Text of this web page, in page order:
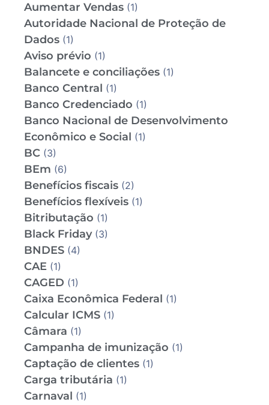
Aumentar Vendas (1)
Autoridade Nacional de Proteção de
Dados (1)
Aviso prévio (1)
Balancete e conciliações (1)
Banco Central (1)
Banco Credenciado (1)
Banco Nacional de Desenvolvimento
Econômico e Social (1)
BC (3)
BEm (6)
Benefícios fiscais (2)
Benefícios flexíveis (1)
Bitributação (1)
Black Friday(3)
BNDES (4)
CAE (1)
CAGED (1)
Caixa Econômica Federal (1)
Calcular ICMS (1)
Câmara (1)
Campanha de imunização (1)
Captação de clientes (1)
Carga tributária (1)
Carnaval (1)